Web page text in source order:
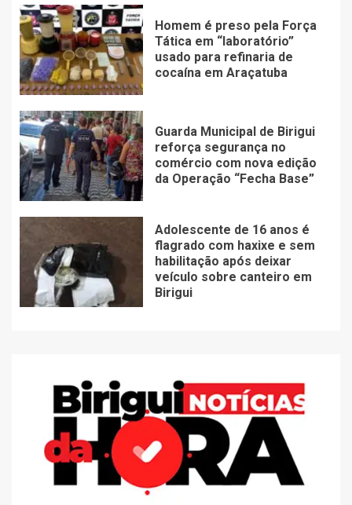
Homem é preso pela Força
Tática em “laboratório”
usado para refinaria de
cocaína em Araçatuba
Guarda Municipal de Birigui
reforça segurança no
comércio com nova edição
da Operação “Fecha Base”
Adolescente de 16 anos é
flagrado com haxixe e sem
habilitação após deixar
veículo sobre canteiro em
Birigui